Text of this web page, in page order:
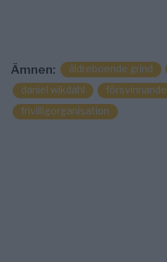
Ämnen: äldreboende grind
daniel wikdahl
försvinnande
frivilligorganisation